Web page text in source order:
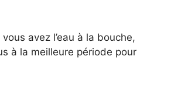
avez l’eau à la bouche,
à la meilleure période pour